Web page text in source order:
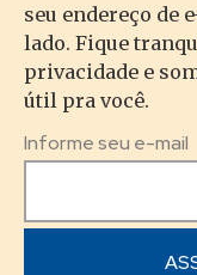
seu endereço de
lado. Fique
privacidade e
útil pra você.
Informe seu e-mail